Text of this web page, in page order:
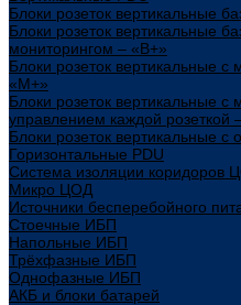
Блоки розеток вертикальные
Блоки розеток вертикальные
мониторингом – «В+»
Блоки розеток вертикальные с
«М+»
Блоки розеток вертикальные с
управлением каждой розеткой
Блоки розеток вертикальные
Горизонтальные PDU
Система изоляции коридоров
Микро ЦОД
Источники бесперебойного
Стоечные ИБП
Напольные ИБП
Трёхфазные ИБП
Однофазные ИБП
АКБ и блоки батарей